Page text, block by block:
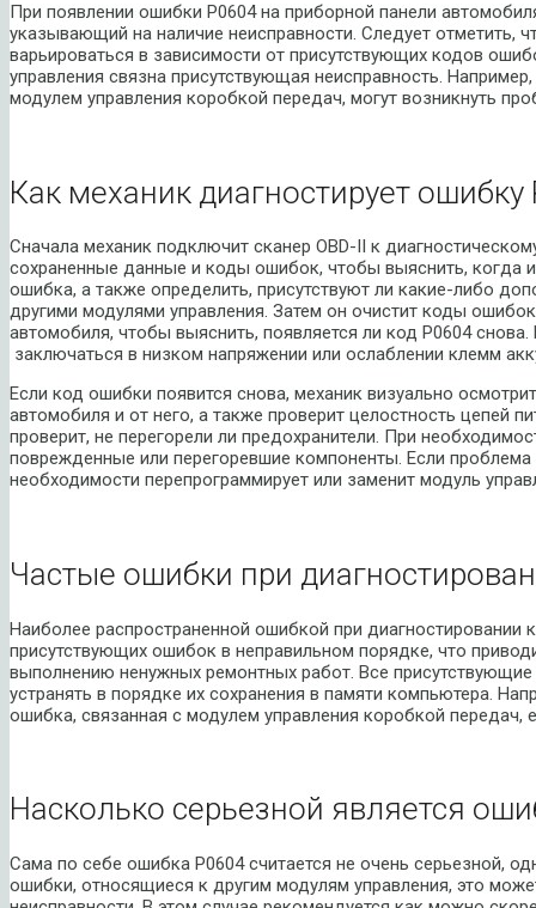
При появлении ошибки P0604 на приборной панели
указывающий на наличие неисправности. Следует отметить,
варьироваться в зависимости от присутствующих кодов
управления связна присутствующая неисправность.
модулем управления коробкой передач, могут возникнуть
Как механик диагностирует ошибку
Сначала механик подключит сканер OBD-II к
сохраненные данные и коды ошибок, чтобы выяснить, когда
ошибка, а также определить, присутствуют ли какие-либо
другими модулями управления. Затем он очистит коды
автомобиля, чтобы выяснить, появляется ли код P0604
заключаться в низком напряжении или ослаблении клемм
Если код ошибки появится снова, механик визуально
автомобиля и от него, а также проверит целостность цепей
проверит, не перегорели ли предохранители. При
поврежденные или перегоревшие компоненты. Если проблема
необходимости перепрограммирует или заменит модуль
Частые ошибки при
Наиболее распространенной ошибкой при диагностировании
присутствующих ошибок в неправильном порядке, что
выполнению ненужных ремонтных работ. Все
устранять в порядке их сохранения в памяти компьютера.
ошибка, связанная с модулем управления коробкой передач,
Насколько серьезной является
Сама по себе ошибка P0604 считается не очень серьезной,
ошибки, относящиеся к другим модулям управления, это